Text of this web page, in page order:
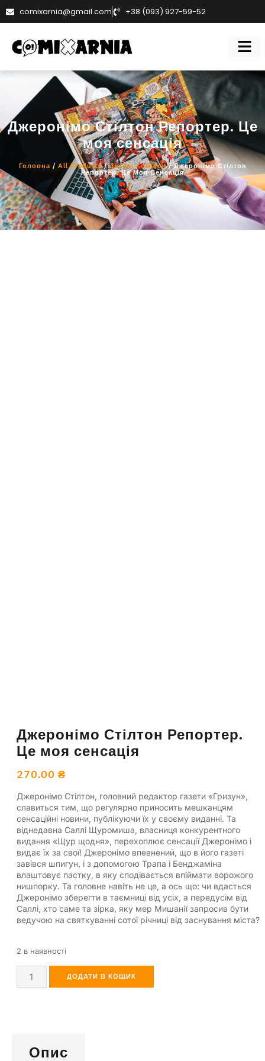
comixarnia@gmail.com +38 (093) 927-59-52
Джеронімо Стілтон Репортер. Це
моя сенсація
Головна / All Products/Дитячі Комікси/ Джеронімо Стілтон
Репортер. Це Моя Сенсація
Джеронімо Стілтон Репортер.
Це моя сенсація
270.00 ₴
Джеронімо Стілтон, головний редактор газети «Гризун»,
славиться тим, що регулярно приносить мешканцям
сенсаційні новини, публікуючи їх у своєму виданні. Та
віднедавна Саллі Щуромиша, власниця конкурентного
видання «Щур щодня», перехоплює сенсації Джеронімо і
видає їх за свої! Джеронімо впевнений, що в його газеті
завівся шпигун, і з допомогою Трапа і Бенджаміна
влаштовує пастку, в яку сподівається впіймати ворожого
нишпорку. Та головне навіть не це, а ось що: чи вдасться
Джеронімо зберегти в таємниці від усіх, а передусім від
Саллі, хто саме та зірка, яку мер Мишанії запросив бути
ведучою на святкуванні сотої річниці від зас­нування міста?
2 в наявності
ДОДАТИ В КОШИК
Опис